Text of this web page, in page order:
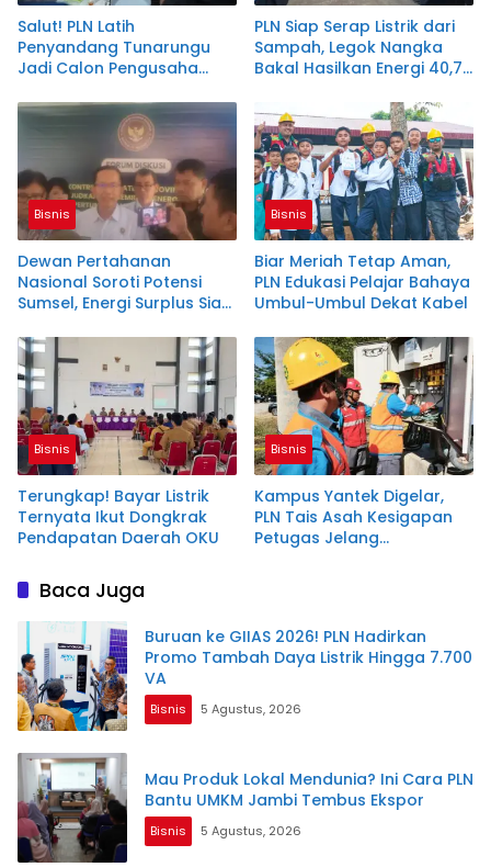
Salut! PLN Latih
Penyandang Tunarungu
Jadi Calon Pengusaha
PLN Siap Serap Listrik dari
Sampah, Legok Nangka
Bakal Hasilkan Energi 40,79
Bisnis
Dewan Pertahanan
Nasional Soroti Potensi
Sumsel, Energi Surplus Siap
Bisnis
Biar Meriah Tetap Aman,
PLN Edukasi Pelajar Bahaya
Umbul-Umbul Dekat Kabel
Bisnis
Terungkap! Bayar Listrik
Ternyata Ikut Dongkrak
Pendapatan Daerah OKU
Bisnis
Kampus Yantek Digelar,
PLN Tais Asah Kesigapan
Petugas Jelang
Baca Juga
Buruan ke GIIAS 2026! PLN Hadirkan
Promo Tambah Daya Listrik Hingga 7.700
VA
Bisnis 5 Agustus, 2026
Mau Produk Lokal Mendunia? Ini Cara PLN
Bantu UMKM Jambi Tembus Ekspor
Bisnis 5 Agustus, 2026